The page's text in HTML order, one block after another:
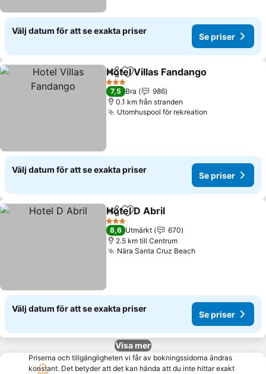
Välj datum för att se exakta priser
Se priser
Dela Lägg till i Mina Favoriter
Hotel Villas Fandango
3 Stjärnor
7,5 Bra
986
0.1 km från stranden
Utomhuspool för rekreation
Välj datum för att se exakta priser
Se priser
Dela Lägg till i Mina Favoriter
Hotel D Abril
3 Stjärnor
8,6 Utmärkt
670
2.5 km till Centrum
Nära Santa Cruz BeachSe priser
Välj datum för att se exakta priser
Se priser
Visa mer
Priserna och tillgängligheten vi får av bokningssidorna ändras
konstant. Det betyder att det kan hända att du inte hittar exakt